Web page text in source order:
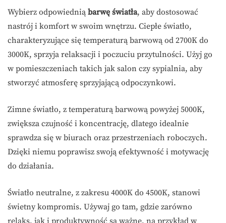
Wybierz odpowiednią barwę światła, aby dostosować
nastrój i komfort w swoim wnętrzu. Ciepłe światło,
charakteryzujące się temperaturą barwową od 2700K do
3000K, sprzyja relaksacji i poczuciu przytulności. Użyj go
w pomieszczeniach takich jak salon czy sypialnia, aby
stworzyć atmosferę sprzyjającą odpoczynkowi.
Zimne światło, z temperaturą barwową powyżej 5000K,
zwiększa czujność i koncentrację, dlatego idealnie
sprawdza się w biurach oraz przestrzeniach roboczych.
Dzięki niemu poprawisz swoją efektywność i motywację
do działania.
Światło neutralne, z zakresu 4000K do 4500K, stanowi
świetny kompromis. Używaj go tam, gdzie zarówno
relaks, jak i produktywność są ważne, na przykład w